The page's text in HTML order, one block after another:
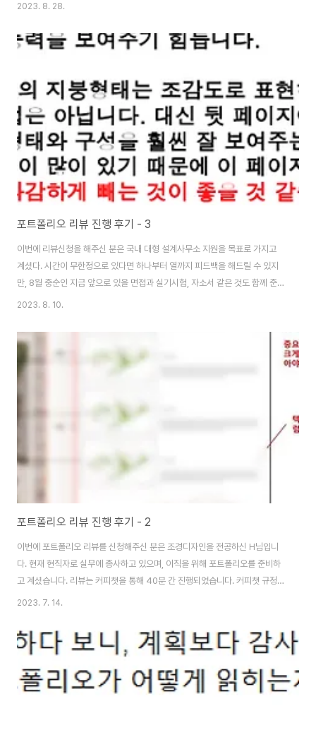
빽이라는 게 존재했다. 누구 교수님의 제자, 어느 회사 대표의 아들, 어디 학교
는 TO가 몇이고... 이런 것들말이다. 지금이야 훨씬 많이 좋아졌다고 생각하지
1부터 10까지 완벽해야했다. 더 이상 준비할 수 없을 정도로 준비했었고 결국
성취할 수 있었다..
2023. 8. 28.
포트폴리오 리뷰 진행 후기 - 3
이번에 리뷰신청을 해주신 분은 국내 대형 설계사무소 지원을 목표로 가지고
계셨다. 시간이 무한정으로 있다면 하나부터 열까지 피드백을 해드릴 수 있지
만, 8월 중순인 지금 앞으로 있을 면접과 실기시험, 자소서 같은 것도 함께 준비
해야하니 시간이 많지 않다. 아니, 오히려 지금은 포트폴리오에 더 손대기 힘들
향을 대략 짐작할 수 있다. 이것이 참 신기한데... 이 사람은 학교에서 얼마나 충
실히 설계를 배웠는지, 얼마나 더 열정적으로 스스로 단련시키려했는지 포폴의
완성정도를 떠나서 알 수 있다. 이번에 의뢰해주신 분은 정말 열심히 스스로에
2023. 8. 10.
포트폴리오 리뷰 진행 후기 - 2
이번에 포트폴리오 리뷰를 신청해주신 분은 조경디자인을 전공하신 H님입니
다. 현재 현직자로 실무에 종사하고 있으며, 이직을 위해 포트폴리오를 준비하
고 계셨습니다. 리뷰는 커피챗을 통해 40분 간 진행되었습니다. 커피챗 규정상
화면 공유는 하지 못하기 때문에 제가 미리 받은 포트폴리오 파일을 각각의 자
페이지를 구성하는걸 목표로 하지 않습니다. 신청자가 이루고자하는 바를 중심
으로 프로젝트의 구성(예를 들어 프로젝트 갯수, 어떤 프로젝트가 먼저 나오면
도록 구성하는데 도움이 되도록 가이드라인을 드립니다. 리뷰 전 H님 포트폴리
2023. 7. 14.